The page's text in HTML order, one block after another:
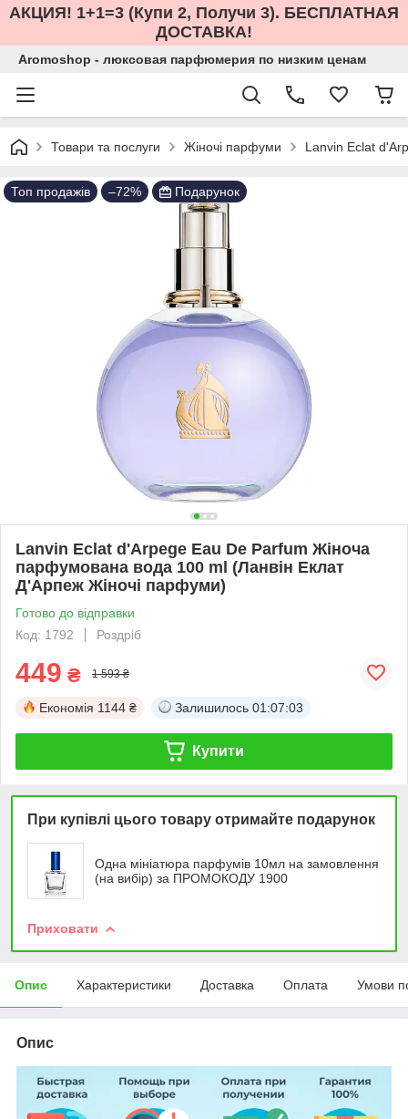
АКЦИЯ! 1+1=3 (Купи 2, Получи 3). БЕСПЛАТНАЯ
ДОСТАВКА!
Aromoshop - люксовая парфюмерия по низким ценам
Товари та послуги Жіночі парфуми Lanvin Eclat
Топ продажів –72% Подарунок
Lanvin Eclat d'Arpege Eau De Parfum Жіноча
парфумована вода 100 ml (Ланвін Еклат
Д'Арпеж Жіночі парфуми)
Готово до відправки
Код: 1792
Роздріб
449 ₴ 1 593 ₴
Економія 1144 ₴ Залишилось 01:07:03
Купити
При купівлі цього товару отримайте подарунок
Одна мініатюра парфумів 10мл на замовлення
(на вибір) за ПРОМОКОДУ 1900
Приховати
Опис Характеристики Доставка Оплата Умови
Опис